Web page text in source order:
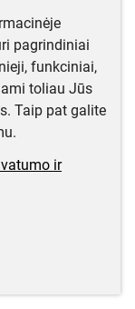
pagrindiniai
funkciniai,
toliau Jūs
Taip pat galite
ir